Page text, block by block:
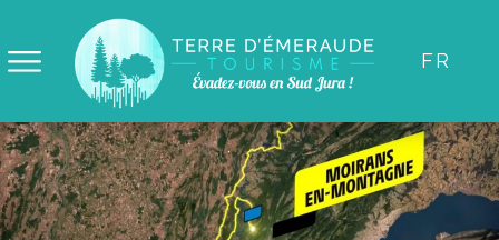
FR
Panneau de gestion des cookies